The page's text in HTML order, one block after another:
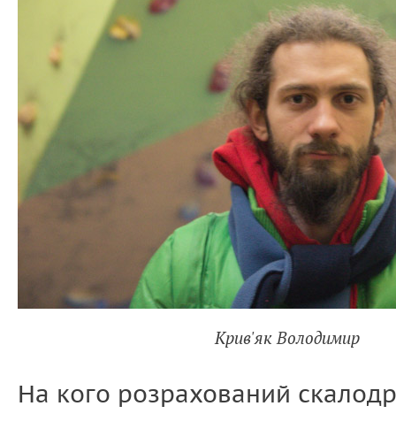
Крив'як Володимир
На кого розрахований